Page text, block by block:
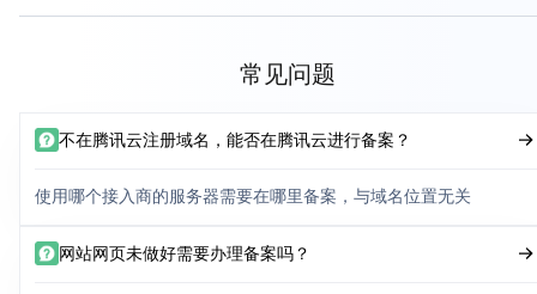
常见问题
不在腾讯云注册域名，能否在腾讯云进行备案？
使用哪个接入商的服务器需要在哪里备案，与域名位置无关
网站网页未做好需要办理备案吗？